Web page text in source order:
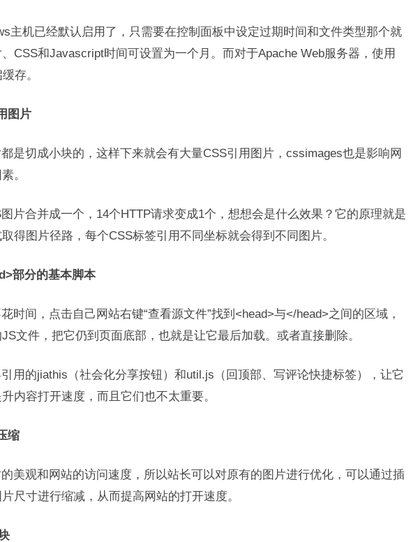
主机已经默认启用了，只需要在控制面板中设定过期时间和文件类型那个就
CSS和Javascript时间可设置为一个月。而对于Apache Web服务器，使用
存。
图片
是切成小块的，这样下来就会有大量CSS引用图片，cssimages也是影响网
。
片合并成一个，14个HTTP请求变成1个，想想会是什么效果？它的原理就是
得图片径路，每个CSS标签引用不同坐标就会得到不同图片。
部分的基本脚本
时间，点击自己网站右键“查看源文件”找到<head>与</head>之间的区域，
文件，把它仍到页面底部，也就是让它最后加载。或者直接删除。
用的jiathis（社会化分享按钮）和util.js（回顶部、写评论快捷标签），让它
内容打开速度，而且它们也不太重要。
缩
美观和网站的访问速度，所以站长可以对原有的图片进行优化，可以通过插
尺寸进行缩减，从而提高网站的打开速度。